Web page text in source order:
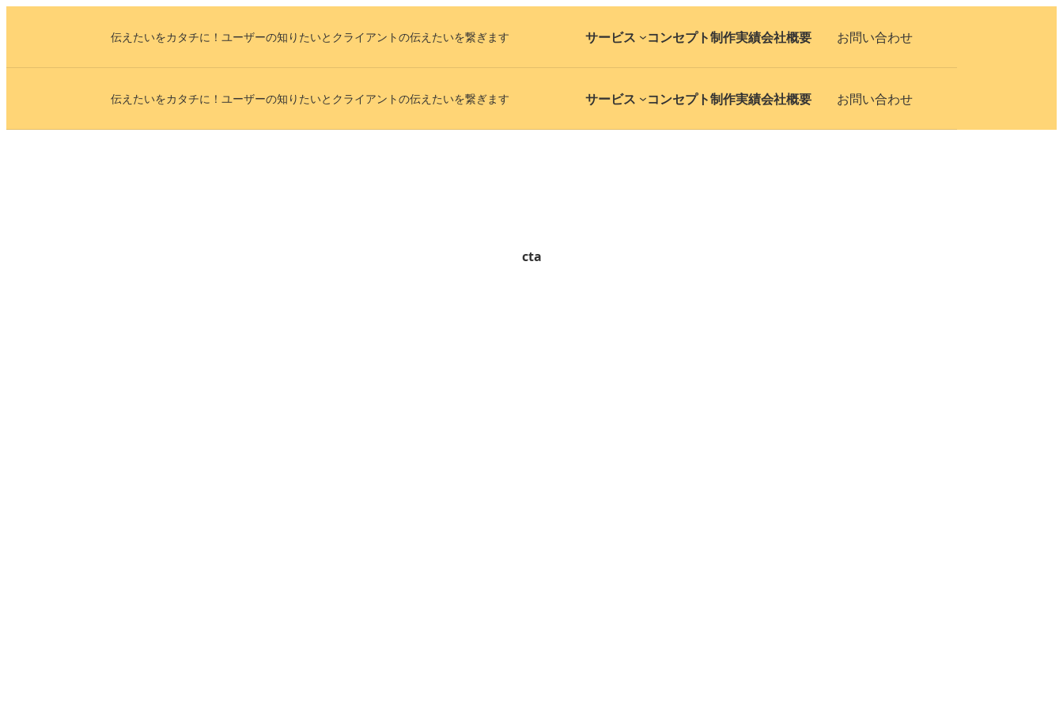
ッ
伝えたいをカタチに！ユーザーの知りたいとクライアントの伝えたいを繋ぎます サービス コンセプト制作実績会社概要 お問い合わせ
伝えたいをカタチに！ユーザーの知りたいとクライアントの伝えたいを繋ぎます サービス コンセプト制作実績会社概要 お問い合わせ
cta